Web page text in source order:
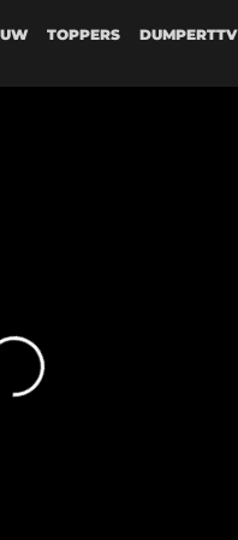
TOPPERS DUMPERTTV